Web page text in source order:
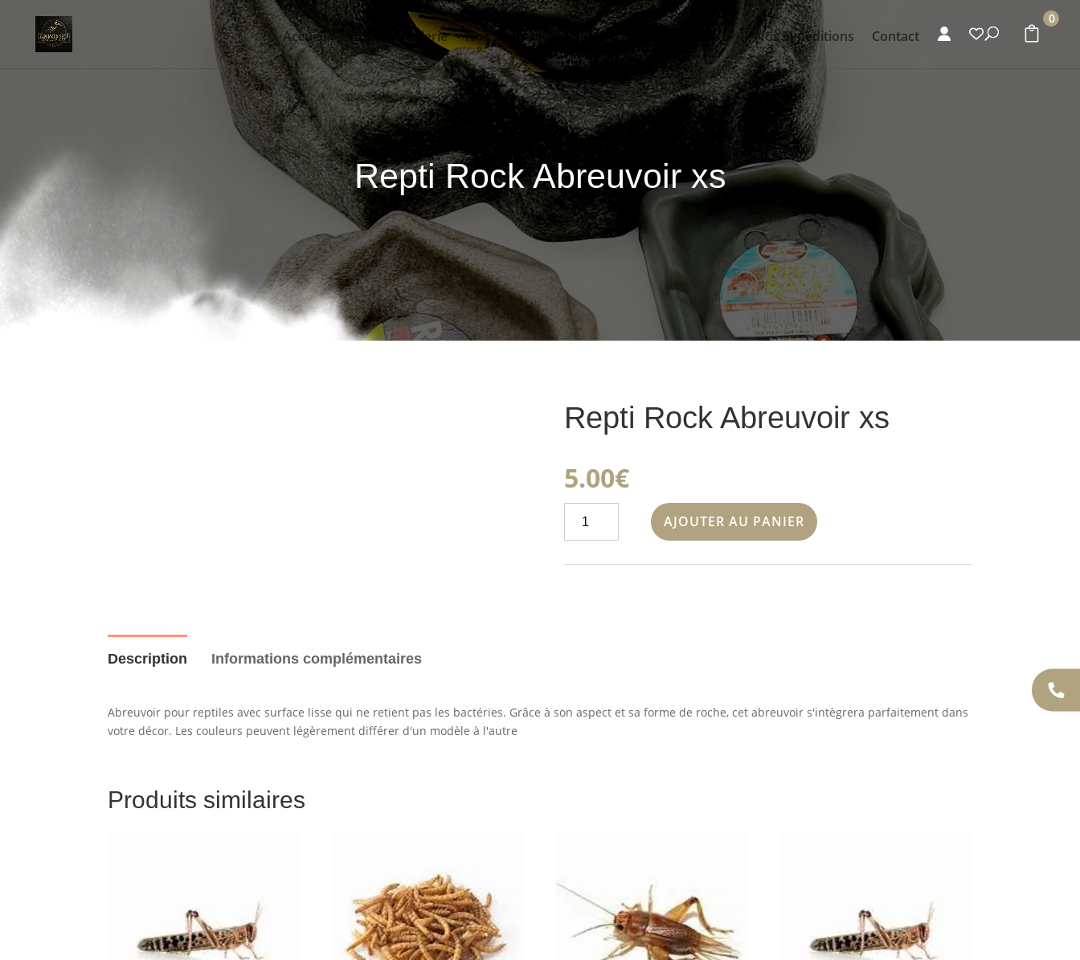
Accueil Notre animalerie Nos animaux Produits & Accessoires Nos expéditions Contact
0
Repti Rock Abreuvoir xs
Repti Rock Abreuvoir xs
5.00€
Rock
AJOUTER AU PANIER
Description Informations complémentaires
Abreuvoir pour reptiles avec surface lisse qui ne retient pas les bactéries. Grâce à son aspect et sa forme de roche, cet abreuvoir s'intègrera parfaitement dans
votre décor. Les couleurs peuvent légèrement différer d'un modèle à l'autre
Produits similaires